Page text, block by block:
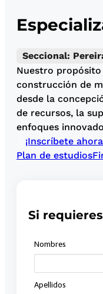
Seccional:
Nuestro
construcción de
desde la
de recursos, la
enfoques
¡Inscríbete
Plan de estudios
Si